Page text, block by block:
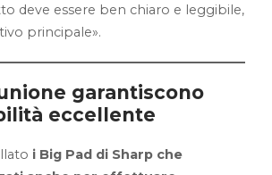
deve essere ben chiaro e leggibile,
principale».
garantiscono
eccellente
i Big Pad di Sharp che